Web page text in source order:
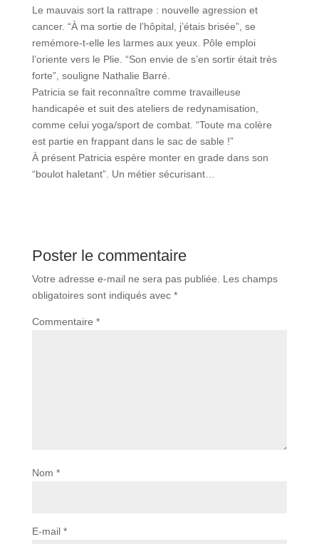
Le mauvais sort la rattrape : nouvelle agression et
cancer. “À ma sortie de l’hôpital, j’étais brisée”, se
remémore-t-elle les larmes aux yeux. Pôle emploi
l’oriente vers le Plie. “Son envie de s’en sortir était très
forte”, souligne Nathalie Barré.
Patricia se fait reconnaître comme travailleuse
handicapée et suit des ateliers de redynamisation,
comme celui yoga/sport de combat. “Toute ma colère
est partie en frappant dans le sac de sable !”
À présent Patricia espère monter en grade dans son
“boulot haletant”. Un métier sécurisant…
Poster le commentaire
Votre adresse e-mail ne sera pas publiée.
Les champs
obligatoires sont indiqués avec *
Commentaire *
Nom *
E-mail *